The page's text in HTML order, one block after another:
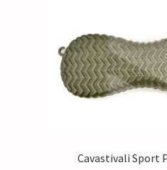
Cavastivali Sport